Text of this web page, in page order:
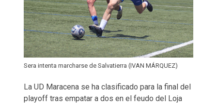
Sera intenta marcharse de Salvatierra (IVAN MÁRQUEZ)
La UD Maracena se ha clasificado para la final del
playoff tras empatar a dos en el feudo del Loja